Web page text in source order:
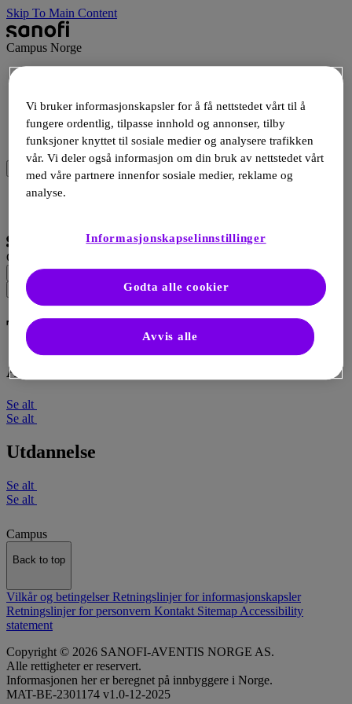
Skip To Main Content
Campus Norge
Arrangementer
Produkter
Webshop
Logg Inn
Campus Norge
Type 2 Diabetes
Artikler
Se alt
Se alt
Utdannelse
Se alt
Se alt
Campus
Back to top
Vilkår og betingelserRetningslinjer for informasjonskapsler
Retningslinjer for personvern Kontakt Sitemap Accessibility
statement
Copyright © 2026 SANOFI-AVENTIS NORGE AS.
Alle rettigheter er reservert.
Informasjonen her er beregnet på innbyggere i Norge.
MAT-BE-2301174 v1.0-12-2025
Vi bruker informasjonskapsler for å få nettstedet vårt til å
fungere ordentlig, tilpasse innhold og annonser, tilby
funksjoner knyttet til sosiale medier og analysere trafikken
vår. Vi deler også informasjon om din bruk av nettstedet vårt
med våre partnere innenfor sosiale medier, reklame og
analyse.
Informasjonskapselinnstillinger
Avvis alle
Godta alle cookier